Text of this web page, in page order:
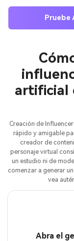
Pruebe
artificial
Creación de
rápido y amigable
creador de
personaje virtual
un estudio ni de
comenzar a generar
vea
Abra el